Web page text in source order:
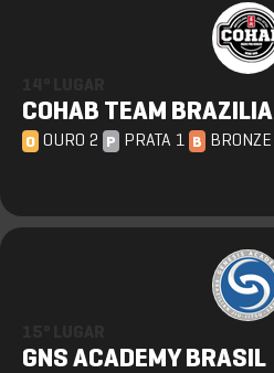
COHAB TEAM
O OURO 2 P PRATA 1 B
GNS ACADEMY BRASIL